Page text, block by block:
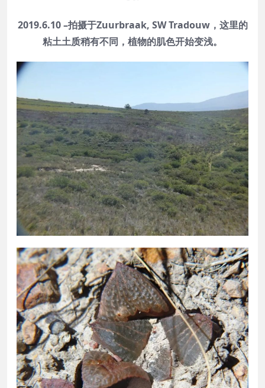
2019.6.10 –拍摄于Zuurbraak, SW Tradouw，这里的
粘土土质稍有不同，植物的肌色开始变浅。